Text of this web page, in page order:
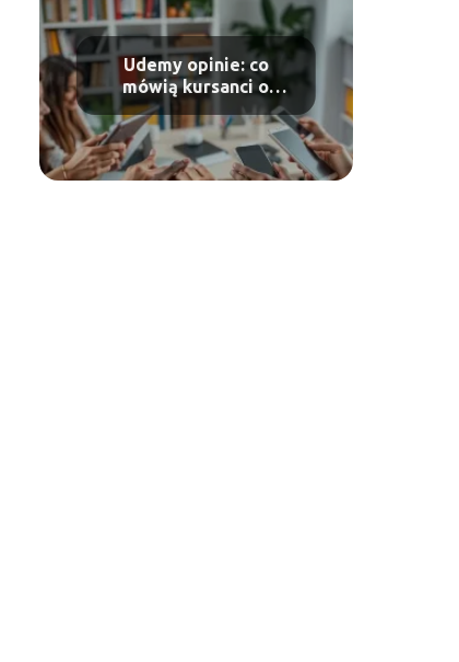
Udemy opinie: co
mówią kursanci o
platformie
edukacyjnej?